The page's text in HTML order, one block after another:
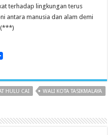
terhadap lingkungan terus
antara manusia dan alam demi
(***)
HULU CAI WALI KOTA TASIKMALAYA